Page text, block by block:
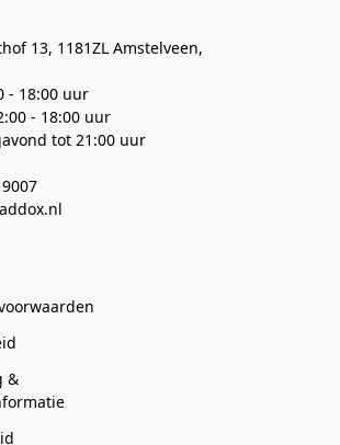
13, 1181ZL Amstelveen,
- 18:00 uur
- 18:00 uur
tot 21:00 uur
&